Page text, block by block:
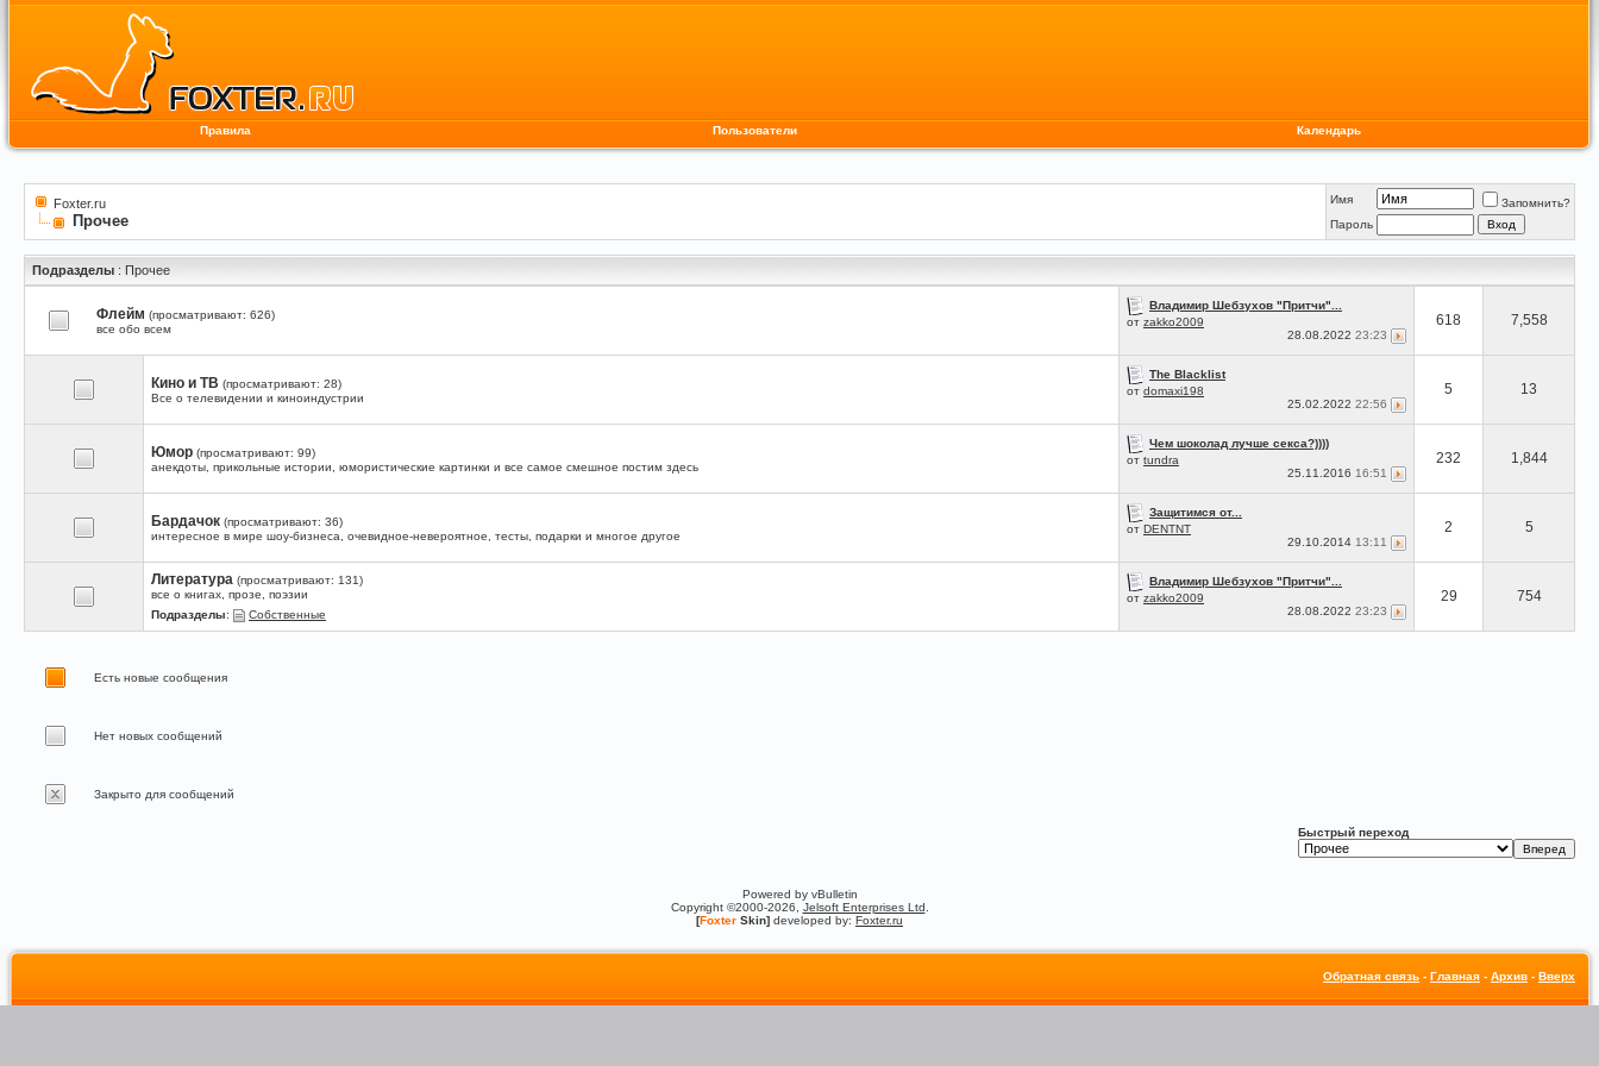
Правила Пользователи Календарь
Foxter.ru
Прочее
Имя
Запомнить?
Пароль
Подразделы : Прочее
Флейм (просматривают: 626)
все обо всем
Владимир Шебзухов "Притчи"...
от zakko2009
28.08.2022 23:23
618 7,558
Кино и ТВ (просматривают: 28)
Все о телевидении и киноиндустрии
The Blacklist
от domaxi198
25.02.2022 22:56
5 13
Юмор (просматривают: 99)
анекдоты, прикольные истории, юмористические картинки и все самое смешное постим здесь
Чем шоколад лучше секса?))))
от tundra
25.11.2016 16:51
232 1,844
Бардачок (просматривают: 36)
интересное в мире шоу-бизнеса, очевидное-невероятное, тесты, подарки и многое другое
Защитимся от...
от DENTNT
29.10.2014 13:11
2 5
Литература (просматривают: 131)
все о книгах, прозе, поэзии
Подразделы: Собственные
Владимир Шебзухов "Притчи"...
от zakko2009
28.08.2022 23:23
29 754
Есть новые сообщения
Нет новых сообщений
Закрыто для сообщений
Быстрый переход
Powered by vBulletin
Copyright ©2000-2026, Jelsoft Enterprises Ltd
[Foxter Skin] developed by: Foxter.ru
Обратная связь - Главная - Архив - Вверх